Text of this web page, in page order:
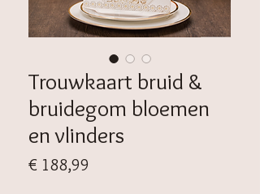
Trouwkaart bruid &
bruidegom bloemen
en vlinders
€ 188,99